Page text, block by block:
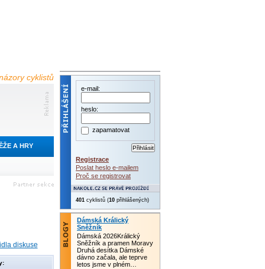
cyklistů
A HRY
diskuse
e-mail:
heslo:
zapamatovat
Registrace
Poslat heslo e-mailem
Proč se registrovat
401 cyklistů (10 přihlášených)
Dámská Králický
Sněžník
Dámská 2026Králický
Sněžník a pramen Moravy
Druhá desítka Dámské
dávno začala, ale teprve
letos jsme v plném…